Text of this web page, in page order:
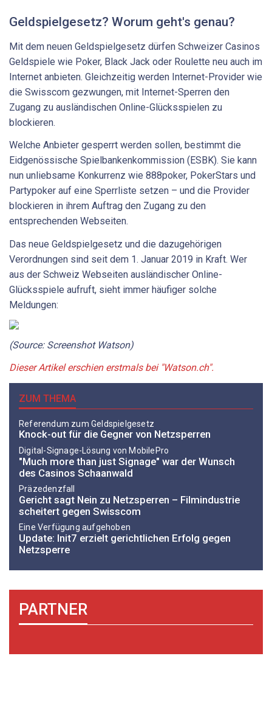
Geldspielgesetz? Worum geht's genau?
Mit dem neuen Geldspielgesetz dürfen Schweizer Casinos
Geldspiele wie Poker, Black Jack oder Roulette neu auch im
Internet anbieten. Gleichzeitig werden Internet-Provider wie
die Swisscom gezwungen, mit Internet-Sperren den
Zugang zu ausländischen Online-Glücksspielen zu
blockieren.
Welche Anbieter gesperrt werden sollen, bestimmt die
Eidgenössische Spielbankenkommission (ESBK). Sie kann
nun unliebsame Konkurrenz wie 888poker, PokerStars und
Partypoker auf eine Sperrliste setzen – und die Provider
blockieren in ihrem Auftrag den Zugang zu den
entsprechenden Webseiten.
Das neue Geldspielgesetz und die dazugehörigen
Verordnungen sind seit dem 1. Januar 2019 in Kraft. Wer
aus der Schweiz Webseiten ausländischer Online-
Glücksspiele aufruft, sieht immer häufiger solche
Meldungen:
(Source: Screenshot Watson)
Dieser Artikel erschien erstmals bei "Watson.ch".
ZUM THEMA
Referendum zum Geldspielgesetz
Knock-out für die Gegner von Netzsperren
Digital-Signage-Lösung von MobilePro
"Much more than just Signage" war der Wunsch
des Casinos Schaanwald
Präzedenzfall
Gericht sagt Nein zu Netzsperren – Filmindustrie
scheitert gegen Swisscom
Eine Verfügung aufgehoben
Update: Init7 erzielt gerichtlichen Erfolg gegen
Netzsperre
PARTNER